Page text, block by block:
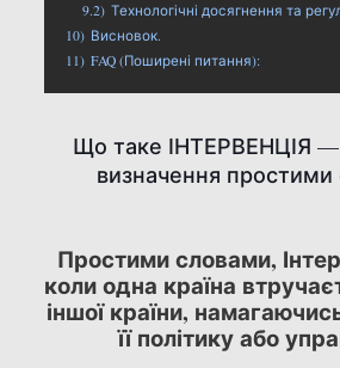
9.2) Технологічні досягнення та
10) Висновок.
11) FAQ (Поширені питання):
Що таке ІНТЕРВЕНЦІЯ —
визначення простими
Простими словами,
коли одна країна
іншої країни,
її політику або